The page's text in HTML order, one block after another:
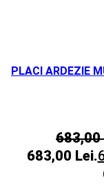
PLACI ARDEZIE
683,00
683,00 Lei.